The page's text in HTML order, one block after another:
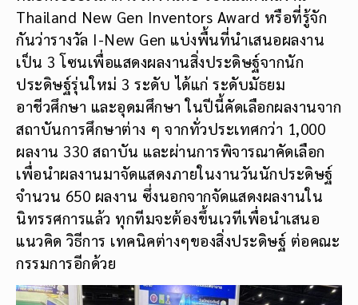
Thailand New Gen Inventors Award หรือที่รู้จัก
กันว่ารางวัล I-New Gen แบ่งพื้นที่นำเสนอผลงาน
เป็น 3 โซนเพื่อแสดงผลงานสิ่งประดิษฐ์จากนัก
ประดิษฐ์รุ่นใหม่ 3 ระดับ ได้แก่ ระดับมัธยม
อาชีวศึกษา และอุดมศึกษา ในปีนี้คัดเลือกผลงานจาก
สถาบันการศึกษาต่าง ๆ จากทั่วประเทศกว่า 1,000
ผลงาน 330 สถาบัน และผ่านการพิจารณาคัดเลือก
เพื่อนำผลงานมาจัดแสดงภายในงานวันนักประดิษฐ์
จำนวน 650 ผลงาน ซึ่งนอกจากจัดแสดงผลงานใน
นิทรรศการแล้ว ทุกทีมจะต้องขึ้นเวทีเพื่อนำเสนอ
แนวคิด วิธีการ เทคนิคต่างๆของสิ่งประดิษฐ์ ต่อคณะ
กรรมการอีกด้วย